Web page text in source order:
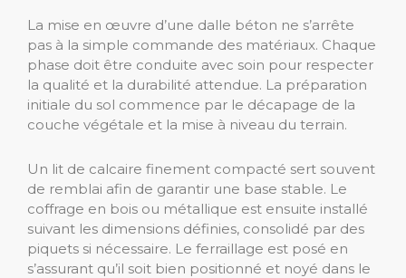
La mise en œuvre d’une dalle béton ne s’arrête
pas à la simple commande des matériaux. Chaque
phase doit être conduite avec soin pour respecter
la qualité et la durabilité attendue. La préparation
initiale du sol commence par le décapage de la
couche végétale et la mise à niveau du terrain.
Un lit de calcaire finement compacté sert souvent
de remblai afin de garantir une base stable. Le
coffrage en bois ou métallique est ensuite installé
suivant les dimensions définies, consolidé par des
piquets si nécessaire. Le ferraillage est posé en
s’assurant qu’il soit bien positionné et noyé dans le